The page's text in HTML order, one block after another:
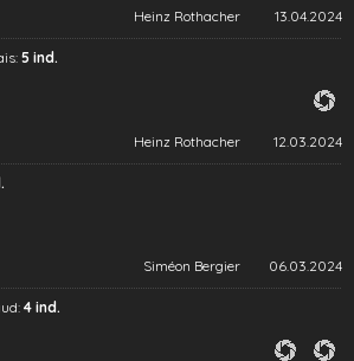
Heinz Rothacher 13.04.2024
5 ind.
Heinz Rothacher 12.03.2024
Siméon Bergier 06.03.2024
4 ind.